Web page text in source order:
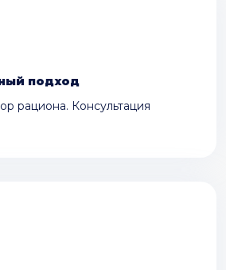
подход
рациона. Консультация